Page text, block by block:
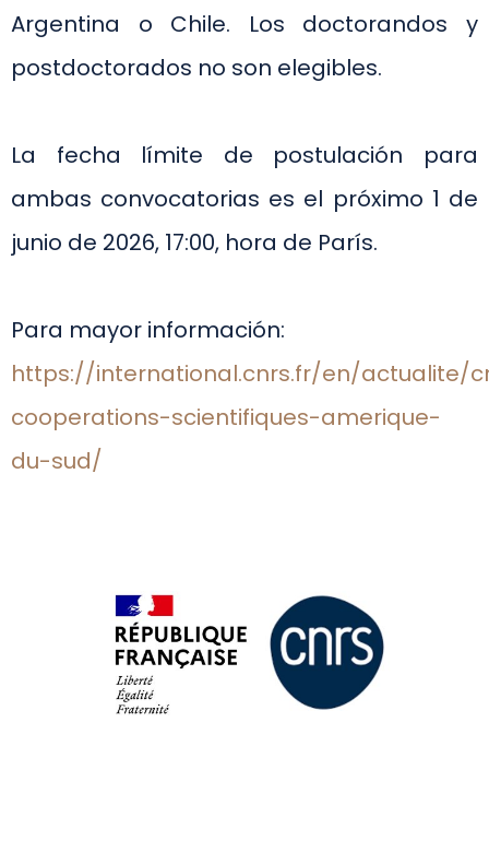
Argentina o Chile. Los doctorandos y
postdoctorados no son elegibles.
La fecha límite de postulación para
ambas convocatorias es el próximo 1 de
junio de 2026, 17:00, hora de París.
Para mayor información:
https://international.cnrs.fr/en/actualite/
cooperations-scientifiques-amerique-
du-sud/